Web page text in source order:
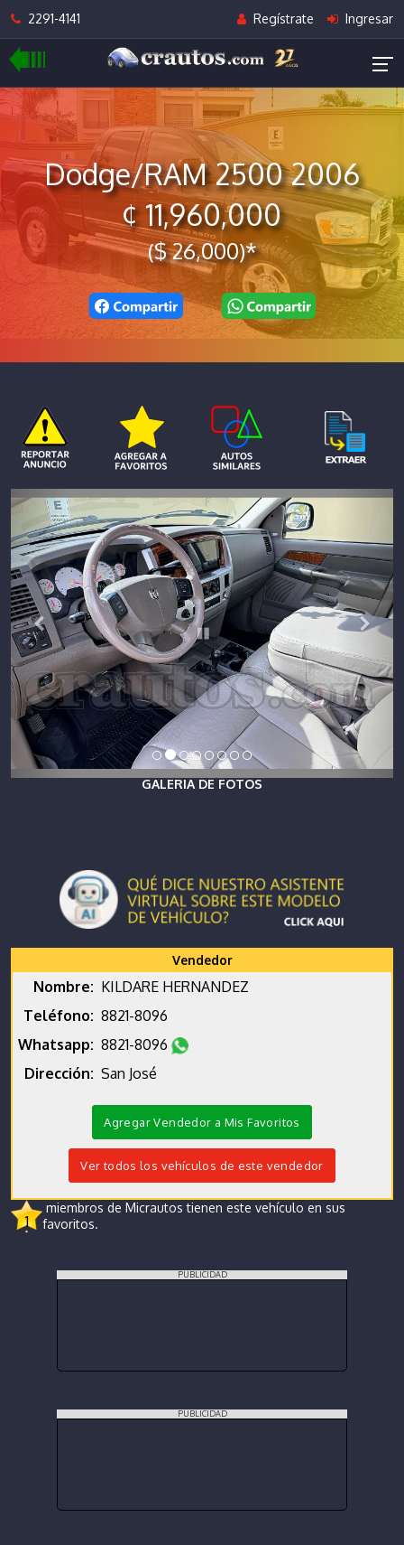
2291-4141 Regístrate Ingresar
Dodge/RAM 2500 2006
¢ 11,960,000
($ 26,000)*
GALERIA DE FOTOS
Vendedor
Nombre: KILDARE HERNANDEZ
Teléfono: 8821-8096
Whatsapp: 8821-8096
Dirección: San José
Agregar Vendedor a Mis Favoritos
Ver todos los vehículos de este vendedor
1
miembros de Micrautos tienen este vehículo en sus
favoritos.
PUBLICIDAD
PUBLICIDAD